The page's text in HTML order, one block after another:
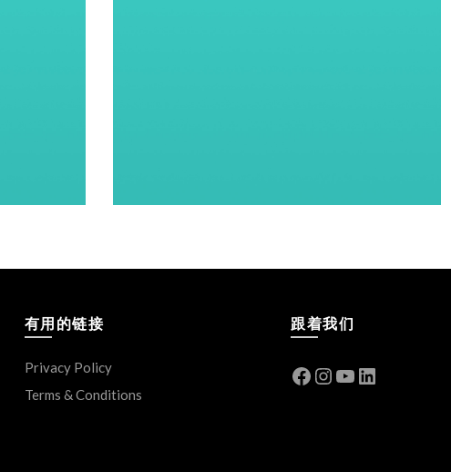
有用的链接
Privacy Policy
Terms & Conditions
跟着我们
Facebook
Instagram
YouTube
LinkedIn